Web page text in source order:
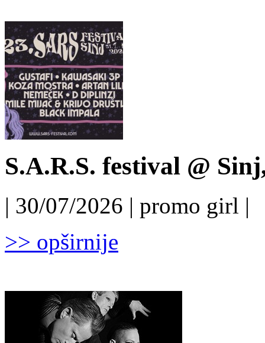
S.A.R.S. festival @
| 30/07/2026 | promo girl |
>> opširnije